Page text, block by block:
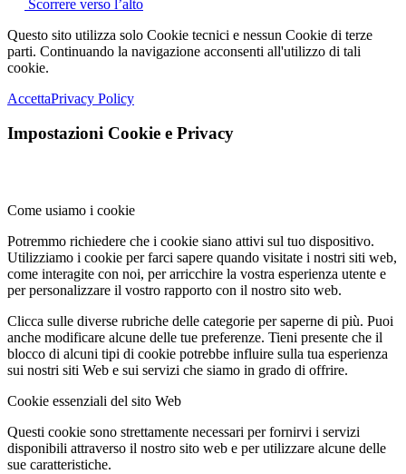
Scorrere verso l’alto
Questo sito utilizza solo Cookie tecnici e nessun Cookie di terze
parti. Continuando la navigazione acconsenti all'utilizzo di tali
cookie.
AccettaPrivacy Policy
Impostazioni Cookie e Privacy
Come usiamo i cookie
Potremmo richiedere che i cookie siano attivi sul tuo dispositivo.
Utilizziamo i cookie per farci sapere quando visitate i nostri siti web,
come interagite con noi, per arricchire la vostra esperienza utente e
per personalizzare il vostro rapporto con il nostro sito web.
Clicca sulle diverse rubriche delle categorie per saperne di più. Puoi
anche modificare alcune delle tue preferenze. Tieni presente che il
blocco di alcuni tipi di cookie potrebbe influire sulla tua esperienza
sui nostri siti Web e sui servizi che siamo in grado di offrire.
Cookie essenziali del sito Web
Questi cookie sono strettamente necessari per fornirvi i servizi
disponibili attraverso il nostro sito web e per utilizzare alcune delle
sue caratteristiche.